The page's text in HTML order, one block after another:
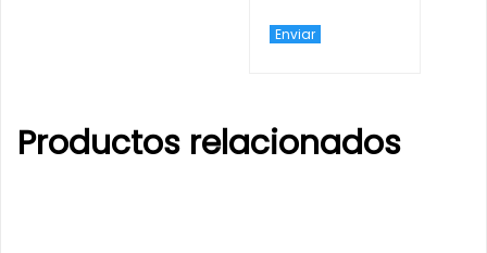
Productos relacionados